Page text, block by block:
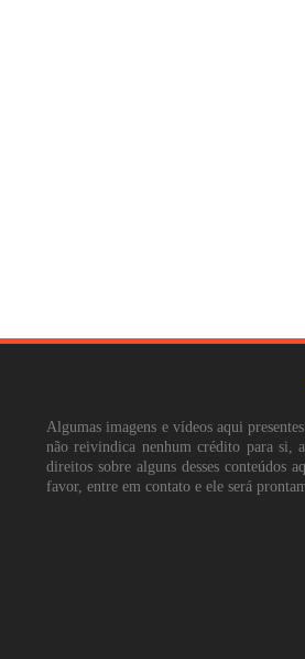
Algumas imagens e vídeos aqui
não reivindica nenhum crédito para si,
direitos sobre alguns desses conteúdos
favor, entre em contato e ele será